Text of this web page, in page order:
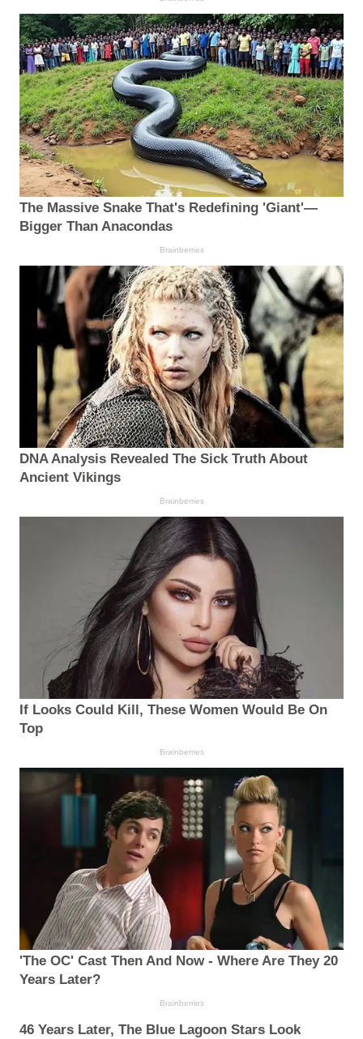
The Massive Snake That's Redefining 'Giant'—
Bigger Than Anacondas
Brainberries
DNA Analysis Revealed The Sick Truth About
Ancient Vikings
Brainberries
If Looks Could Kill, These Women Would Be On
Top
Brainberries
'The OC' Cast Then And Now - Where Are They 20
Years Later?
Brainberries
46 Years Later, The Blue Lagoon Stars Look